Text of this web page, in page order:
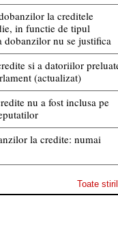
la creditele
in functie de tipul
nu se justifica
si a datoriilor
(actualizat)
nu a fost inclusa pe
la credite: numai
Toate